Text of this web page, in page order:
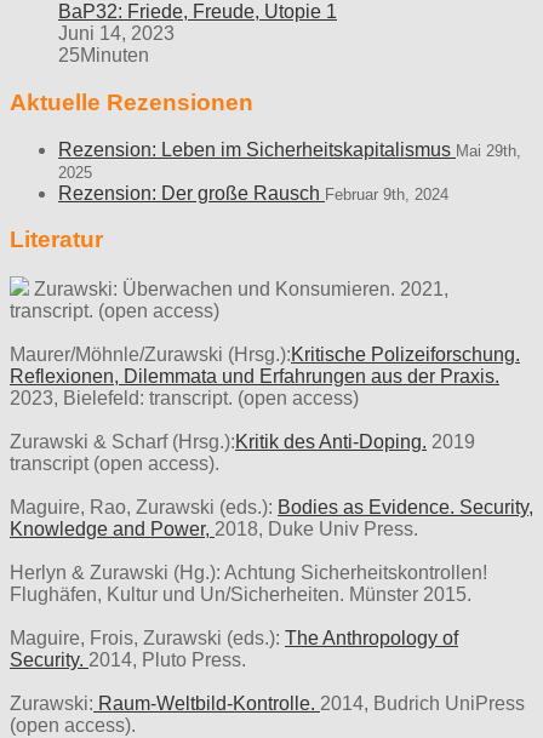
BaP32: Friede, Freude, Utopie 1
Juni 14, 2023
25Minuten
Aktuelle Rezensionen
Rezension: Leben im Sicherheitskapitalismus Mai 29th,
2025
Rezension: Der große Rausch Februar 9th, 2024
Literatur
Zurawski: Überwachen und Konsumieren. 2021,
transcript. (open access)
Maurer/Möhnle/Zurawski (Hrsg.):Kritische Polizeiforschung.
Reflexionen, Dilemmata und Erfahrungen aus der Praxis.
2023, Bielefeld: transcript. (open access)
Zurawski & Scharf (Hrsg.):Kritik des Anti-Doping. 2019
transcript (open access).
Maguire, Rao, Zurawski (eds.): Bodies as Evidence. Security,
Knowledge and Power, 2018, Duke Univ Press.
Herlyn & Zurawski (Hg.): Achtung Sicherheitskontrollen!
Flughäfen, Kultur und Un/Sicherheiten. Münster 2015.
Maguire, Frois, Zurawski (eds.): The Anthropology of
Security. 2014, Pluto Press.
Zurawski: Raum-Weltbild-Kontrolle. 2014, Budrich UniPress
(open access).